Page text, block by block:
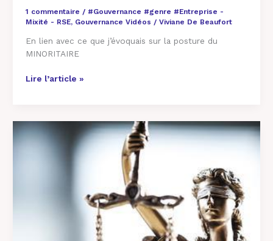
1 commentaire / #Gouvernance #genre #Entreprise -
Mixité - RSE, Gouvernance Vidéos / Viviane De Beaufort
En lien avec ce que j’évoquais sur la posture du
MINORITAIRE
Lire l’article »
Femmes
aux